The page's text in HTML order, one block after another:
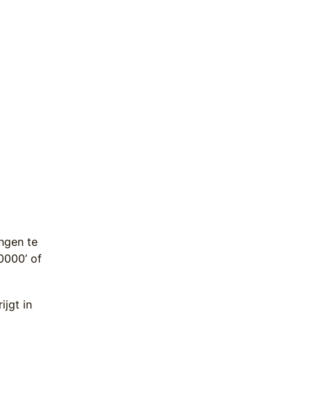
te
of
in